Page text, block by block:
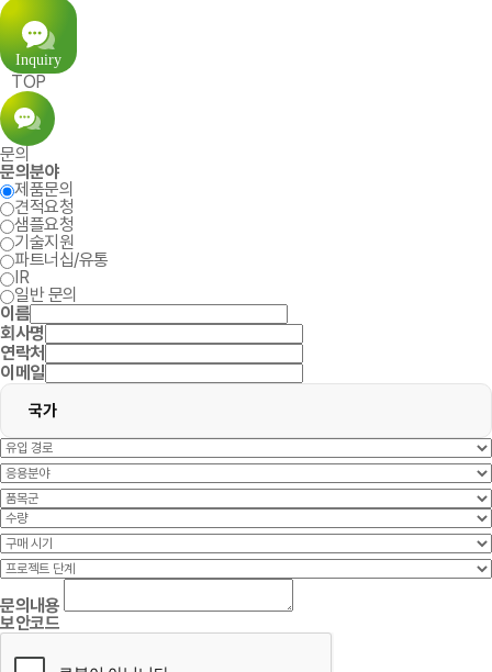
TOP
문의
문의분야
제품문의
견적요청
샘플요청
기술지원
파트너십/유통
IR
일반 문의
이름
회사명
연락처
이메일
국가
문의내용
보안코드